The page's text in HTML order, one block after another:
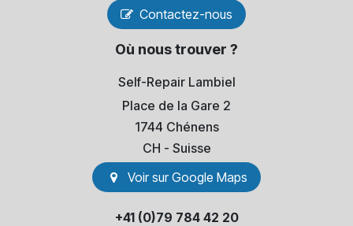
Contactez-nous
Où nous trouver ?
Self-Repair Lambiel
Place de la Gare 2
1744 Chénens
​CH - Suisse
Voir sur Go​​ogle Maps
+41 (0)79 784 42 20